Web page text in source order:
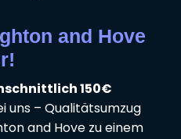
and Hove
150€
uns – Qualitätsumzug
and Hove zu einem